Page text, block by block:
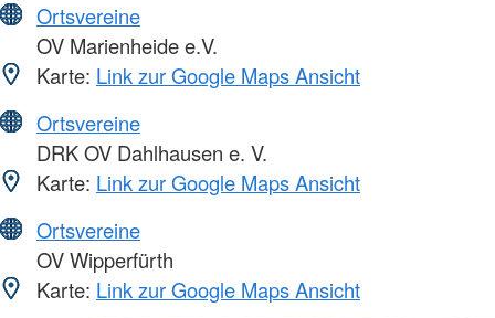
Ortsvereine
OV Marienheide e.V.
Karte: Link zur Google Maps Ansicht
Ortsvereine
DRK OV Dahlhausen e. V.
Karte: Link zur Google Maps Ansicht
Ortsvereine
OV Wipperfürth
Karte: Link zur Google Maps Ansicht